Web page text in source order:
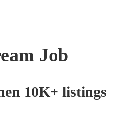
Job
10K+ listings